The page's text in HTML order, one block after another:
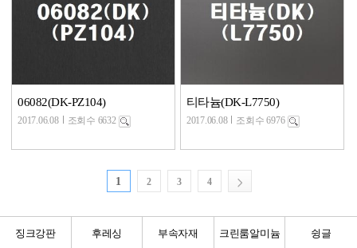
06082(DK-PZ104)
2017.06.08 조회수 6632
티타늄(DK-L7750)
2017.06.08 조회수 6976
1 2 3 4
징크강판 후레싱 부속자재 크린룸알미늄 슁글